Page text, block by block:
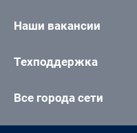
Наши вакансии
Техподдержка
Все города сети